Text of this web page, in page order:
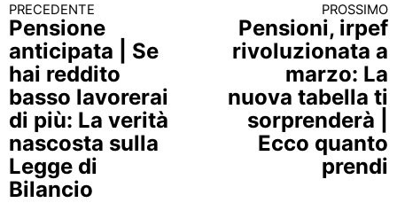
Continua a leggere
PRECEDENTE
Pensione
anticipata | Se
hai reddito
basso lavorerai
di più: La verità
nascosta sulla
Legge di
Bilancio
PROSSIMO
Pensioni, irpef
rivoluzionata a
marzo: La
nuova tabella ti
sorprenderà |
Ecco quanto
prendi